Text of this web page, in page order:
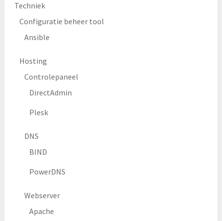
Techniek
Configuratie beheer tool
Ansible
Hosting
Controlepaneel
DirectAdmin
Plesk
DNS
BIND
PowerDNS
Webserver
Apache